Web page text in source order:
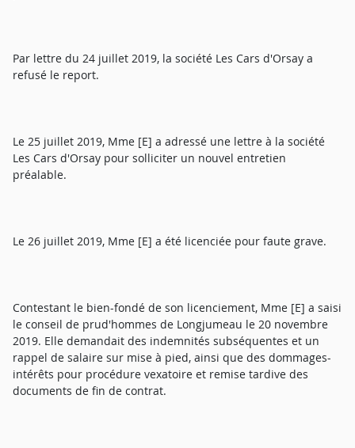
Par lettre du 24 juillet 2019, la société Les Cars d'Orsay a
refusé le report.
Le 25 juillet 2019, Mme [E] a adressé une lettre à la société
Les Cars d'Orsay pour solliciter un nouvel entretien
préalable.
Le 26 juillet 2019, Mme [E] a été licenciée pour faute grave.
Contestant le bien-fondé de son licenciement, Mme [E] a saisi
le conseil de prud'hommes de Longjumeau le 20 novembre
2019. Elle demandait des indemnités subséquentes et un
rappel de salaire sur mise à pied, ainsi que des dommages-
intérêts pour procédure vexatoire et remise tardive des
documents de fin de contrat.